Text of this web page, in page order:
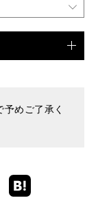
めご了承く
Boo